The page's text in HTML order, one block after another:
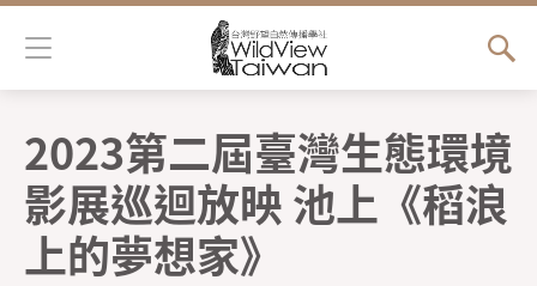
Jump to Navigation
Jump to Main content
您在這裡
2023第二屆臺灣生態環境
影展巡迴放映 池上《稻浪
上的夢想家》